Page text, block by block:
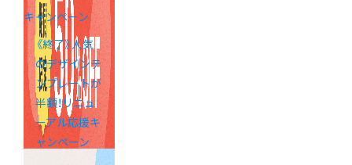
キャンペーン
《終了》人気
のデザインテ
ンプレートが
半額！リニュ
ーアル応援キ
ャンペーン